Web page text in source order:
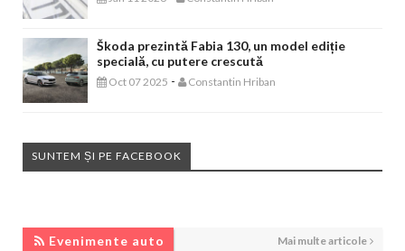
Škoda prezintă Fabia 130, un model ediție
specială, cu putere crescută
Oct 07 2025 - Constantin Hriban
SUNTEM ȘI PE FACEBOOK
Evenimente auto Mai multe articole